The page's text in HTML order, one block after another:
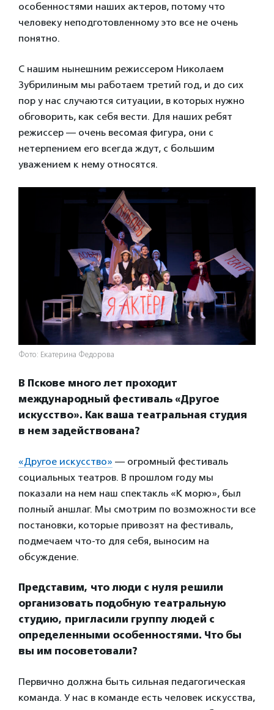
особенностями наших актеров, потому что
человеку неподготовленному это все не очень
понятно.
С нашим нынешним режиссером Николаем
Зубрилиным мы работаем третий год, и до сих
пор у нас случаются ситуации, в которых нужно
обговорить, как себя вести. Для наших ребят
режиссер — очень весомая фигура, они с
нетерпением его всегда ждут, с большим
уважением к нему относятся.
Фото: Екатерина Федорова
В Пскове много лет проходит
международный фестиваль «Другое
искусство». Как ваша театральная студия
в нем задействована?
«Другое искусство» — огромный фестиваль
социальных театров. В прошлом году мы
показали на нем наш спектакль «К морю», был
полный аншлаг. Мы смотрим по возможности все
постановки, которые привозят на фестиваль,
подмечаем что-то для себя, выносим на
обсуждение.
Представим, что люди с нуля решили
организовать подобную театральную
студию, пригласили группу людей с
определенными особенностями. Что бы
вы им посоветовали?
Первично должна быть сильная педагогическая
команда. У нас в команде есть человек искусства,